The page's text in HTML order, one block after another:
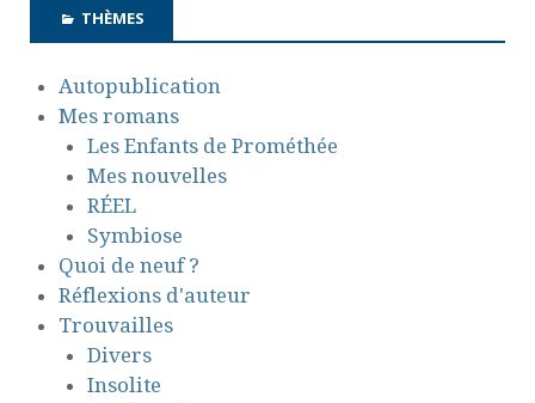
THÈMES
Autopublication
Mes romans
Les Enfants de Prométhée
Mes nouvelles
RÉEL
Symbiose
Quoi de neuf ?
Réflexions d'auteur
Trouvailles
Divers
Insolite